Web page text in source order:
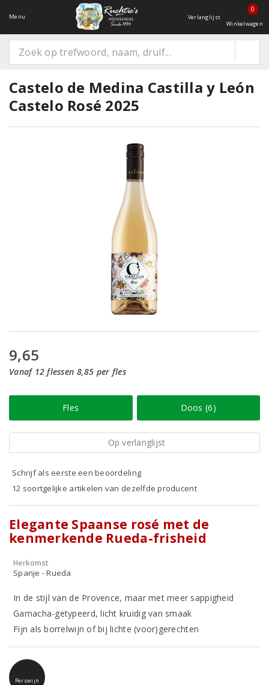
Menu Verlanglijst
0
Winkelwagen
Castelo de Medina Castilla y León
Castelo Rosé 2025
9,65
Vanaf 12 flessen 8,85 per fles
Fles Doos (6)
Op verlanglijst
Schrijf als eerste een beoordeling
12 soortgelijke artikelen van dezelfde producent
Elegante Spaanse rosé met de
kenmerkende Rueda-frisheid
Herkomst
Spanje - Rueda
In de stijl van de Provence, maar met meer sappigheid
Garnacha-getypeerd, licht kruidig van smaak
Fijn als borrelwijn of bij lichte (voor)gerechten
Perswijn